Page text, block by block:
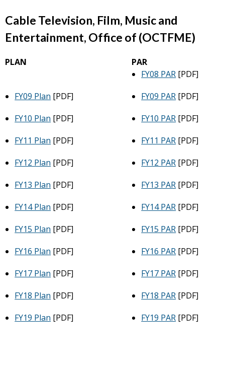
Cable Television, Film, Music and
Entertainment, Office of (OCTFME)
PLAN
PAR
FY08 PAR [PDF]
FY09 Plan [PDF] FY09 PAR [PDF]
FY10 Plan [PDF] FY10 PAR [PDF]
FY11 Plan [PDF] FY11 PAR [PDF]
FY12 Plan [PDF] FY12 PAR [PDF]
FY13 Plan [PDF] FY13 PAR [PDF]
FY14 Plan [PDF] FY14 PAR [PDF]
FY15 Plan [PDF] FY15 PAR [PDF]
FY16 Plan [PDF] FY16 PAR [PDF]
FY17 Plan [PDF] FY17 PAR [PDF]
FY18 Plan [PDF] FY18 PAR [PDF]
FY19 Plan [PDF] FY19 PAR [PDF]